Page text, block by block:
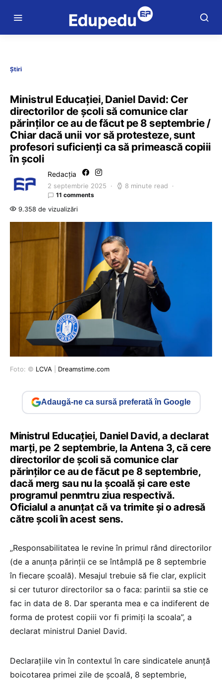
Știri
Ministrul Educației, Daniel David: Cer
directorilor de școli să comunice clar
părinților ce au de făcut pe 8 septembrie /
Chiar dacă unii vor să protesteze, sunt
profesori suficienți ca să primească copiii
în școli
Redacția
2 septembrie 2025 8 minute read
11 comments
9.358 de vizualizări
Foto: © LCVA Dreamstime.com
Adaugă-ne ca sursă preferată în Google
Ministrul Educației, Daniel David, a declarat
marți, pe 2 septembrie, la Antena 3, că cere
directorilor de școli să comunice clar
părinților ce au de făcut pe 8 septembrie,
dacă merg sau nu la școală și care este
programul penmtru ziua respectivă.
Oficialul a anunțat că va trimite și o adresă
către școli în acest sens.
„Responsabilitatea le revine în primul rând directorilor
(de a anunța părinții ce se întâmplă pe 8 septembrie
în fiecare școală). Mesajul trebuie să fie clar, explicit
si cer tuturor directorilor sa o faca: parintii sa stie ce
fac in data de 8. Dar speranta mea e ca indiferent de
forma de protest copiii vor fi primiți la scoala”, a
declarat ministrul Daniel David.
Declarațiile vin în contextul în care sindicatele anunță
boicotarea primei zile de școală, 8 septembrie,